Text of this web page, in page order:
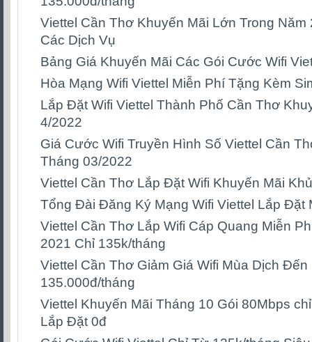
Viettel Cần Thơ Khuyến Mãi Lớn Trong Năm
Các Dịch Vụ
Bảng Giá Khuyến Mãi Các Gói Cước Wifi
Hòa Mạng Wifi Viettel Miễn Phí Tặng Kèm
Lắp Đặt Wifi Viettel Thành Phố Cần Thơ
4/2022
Giá Cước Wifi Truyền Hình Số Viettel Cần
Tháng 03/2022
Viettel Cần Thơ Lắp Đặt Wifi Khuyến Mãi
Tổng Đài Đăng Ký Mạng Wifi Viettel Lắp Đặt
Viettel Cần Thơ Lắp Wifi Cáp Quang Miễn
2021 Chỉ 135k/tháng
Viettel Cần Thơ Giảm Giá Wifi Mùa Dịch
135.000đ/tháng
Viettel Khuyến Mãi Tháng 10 Gói 80Mbps
Lắp Đặt 0đ